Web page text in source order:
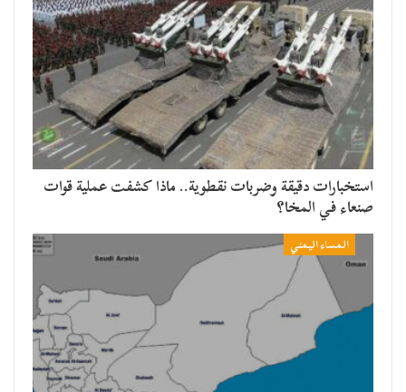
استخبارات دقيقة وضربات نقطوية.. ماذا كشفت عملية قوات
صنعاء في المخا؟
المساء اليمني